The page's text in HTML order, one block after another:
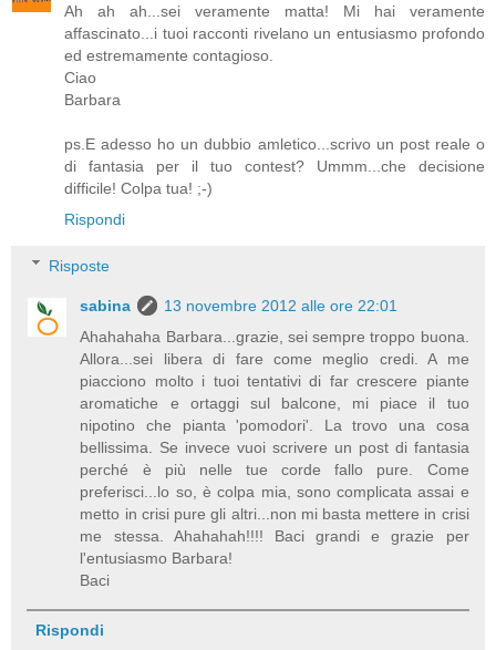
Ah ah ah...sei veramente matta! Mi hai veramente
affascinato...i tuoi racconti rivelano un entusiasmo profondo
ed estremamente contagioso.
Ciao
Barbara
ps.E adesso ho un dubbio amletico...scrivo un post reale o
di fantasia per il tuo contest? Ummm...che decisione
difficile! Colpa tua! ;-)
Rispondi
Risposte
sabina
13 novembre 2012 alle ore 22:01
Ahahahaha Barbara...grazie, sei sempre troppo buona.
Allora...sei libera di fare come meglio credi. A me
piacciono molto i tuoi tentativi di far crescere piante
aromatiche e ortaggi sul balcone, mi piace il tuo
nipotino che pianta 'pomodori'. La trovo una cosa
bellissima. Se invece vuoi scrivere un post di fantasia
perché è più nelle tue corde fallo pure. Come
preferisci...lo so, è colpa mia, sono complicata assai e
metto in crisi pure gli altri...non mi basta mettere in crisi
me stessa. Ahahahah!!!! Baci grandi e grazie per
l'entusiasmo Barbara!
Baci
Rispondi